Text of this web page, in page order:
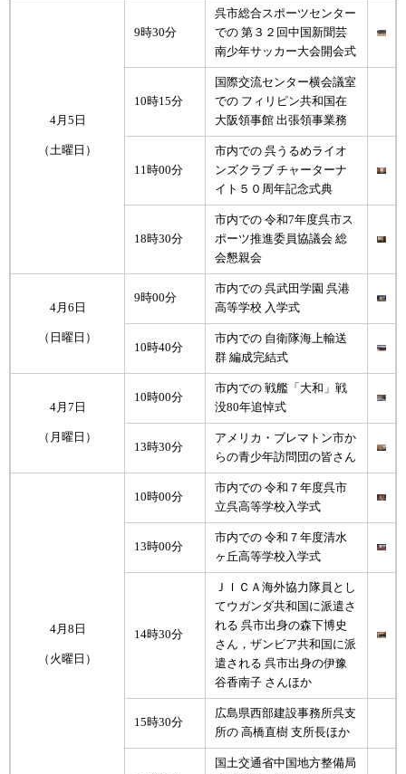
4月5日
（土曜日）
9時30分
呉市総合スポーツセンター
での 第３２回中国新聞芸
南少年サッカー大会開会式
10時15分
国際交流センター横会議室
での フィリピン共和国在
大阪領事館 出張領事業務
11時00分
市内での 呉うるめライオ
ンズクラブ チャーターナ
イト５０周年記念式典
18時30分
市内での 令和7年度呉市ス
ポーツ推進委員協議会 総
会懇親会
4月6日
（日曜日）
9時00分
市内での 呉武田学園 呉港
高等学校 入学式
10時40分
市内での 自衛隊海上輸送
群 編成完結式
4月7日
（月曜日）
10時00分
市内での 戦艦「大和」戦
没80年追悼式
13時30分
アメリカ・ブレマトン市か
らの青少年訪問団の皆さん
4月8日
（火曜日）
10時00分
市内での 令和７年度呉市
立呉高等学校入学式
13時00分
市内での 令和７年度清水
ヶ丘高等学校入学式
14時30分
ＪＩＣＡ海外協力隊員とし
てウガンダ共和国に派遣さ
れる 呉市出身の森下博史
さん，ザンビア共和国に派
遣される 呉市出身の伊豫
谷香南子 さんほか
15時30分
広島県西部建設事務所呉支
所の 高橋直樹 支所長ほか
国土交通省中国地方整備局